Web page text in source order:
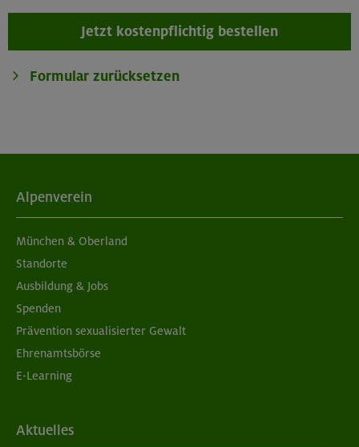
Alpenverein
München & Oberland
Standorte
Ausbildung & Jobs
Spenden
Prävention sexualisierter Gewalt
Ehrenamtsbörse
E-Learning
Aktuelles